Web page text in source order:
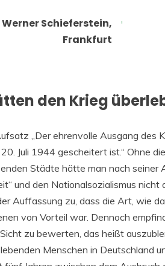
Werner Schieferstein,
Frankfurt
den Krieg
„Der ehrenvolle Ausgang des
Juli 1944 gescheitert ist.“ Ohne
Städte hätte man nach seiner
und den Nationalsozialismus nicht
Auffassung zu, dass die Art, wie
von Vorteil war. Dennoch
zu bewerten, das heißt
Menschen in Deutschland